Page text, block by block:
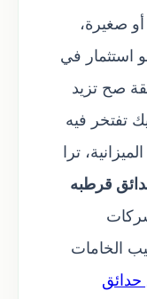
صغيرة،
استثمار في
صح تزيد
تفتخر فيه
ترا
قرطبه
الخامات
حدائق